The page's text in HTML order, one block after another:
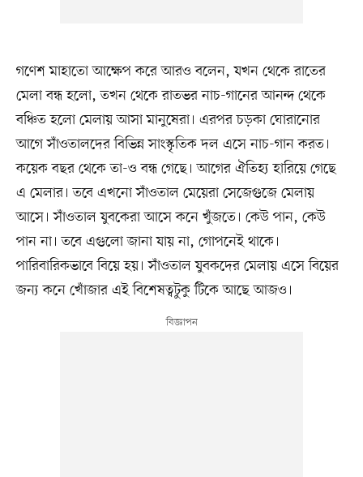
গণেশ মাহাতো আক্ষেপ করে আরও বলেন, যখন থেকে রাতের
মেলা বন্ধ হলো, তখন থেকে রাতভর নাচ-গানের আনন্দ থেকে
বঞ্চিত হলো মেলায় আসা মানুষেরা। এরপর চড়কা ঘোরানোর
আগে সাঁওতালদের বিভিন্ন সাংস্কৃতিক দল এসে নাচ-গান করত।
কয়েক বছর থেকে তা-ও বন্ধ গেছে। আগের ঐতিহ্য হারিয়ে গেছে
এ মেলার। তবে এখনো সাঁওতাল মেয়েরা সেজেগুজে মেলায়
আসে। সাঁওতাল যুবকেরা আসে কনে খুঁজতে। কেউ পান, কেউ
পান না। তবে এগুলো জানা যায় না, গোপনেই থাকে।
পারিবারিকভাবে বিয়ে হয়। সাঁওতাল যুবকদের মেলায় এসে বিয়ের
জন্য কনে খোঁজার এই বিশেষত্বটুকু টিকে আছে আজও।